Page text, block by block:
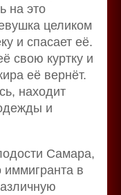
на это
целиком
и спасает её.
свою куртку и
её вернёт.
находит
и
Самара,
в